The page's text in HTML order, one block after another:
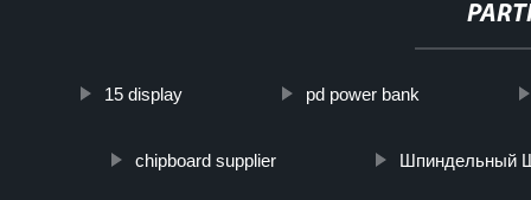
15 display pd power bank
chipboard supplier Шпиндельный